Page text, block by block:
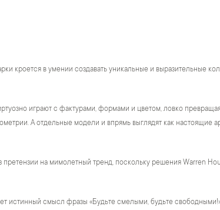
кроется в умении создавать уникальные и выразительные
играют с фактурами, формами и цветом, ловко
А отдельные модели и впрямь выглядят как настоящие
претензии на мимолетный тренд, поскольку решения Warren
истинный смысл фразы «Будьте смелыми, будьте